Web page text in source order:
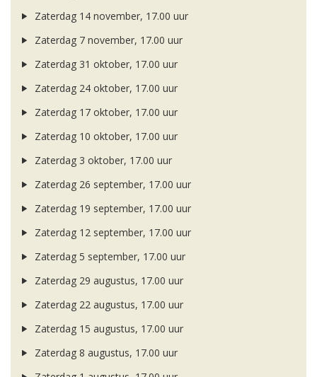
Zaterdag 14 november, 17.00 uur
Zaterdag 7 november, 17.00 uur
Zaterdag 31 oktober, 17.00 uur
Zaterdag 24 oktober, 17.00 uur
Zaterdag 17 oktober, 17.00 uur
Zaterdag 10 oktober, 17.00 uur
Zaterdag 3 oktober, 17.00 uur
Zaterdag 26 september, 17.00 uur
Zaterdag 19 september, 17.00 uur
Zaterdag 12 september, 17.00 uur
Zaterdag 5 september, 17.00 uur
Zaterdag 29 augustus, 17.00 uur
Zaterdag 22 augustus, 17.00 uur
Zaterdag 15 augustus, 17.00 uur
Zaterdag 8 augustus, 17.00 uur